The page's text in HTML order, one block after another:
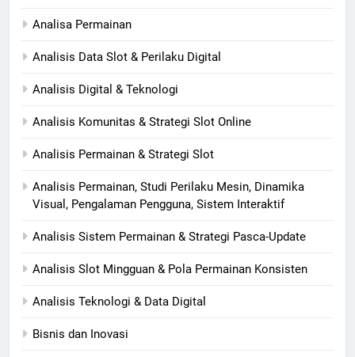
Analisa Permainan
Analisis Data Slot & Perilaku Digital
Analisis Digital & Teknologi
Analisis Komunitas & Strategi Slot Online
Analisis Permainan & Strategi Slot
Analisis Permainan, Studi Perilaku Mesin, Dinamika
Visual, Pengalaman Pengguna, Sistem Interaktif
Analisis Sistem Permainan & Strategi Pasca-Update
Analisis Slot Mingguan & Pola Permainan Konsisten
Analisis Teknologi & Data Digital
Bisnis dan Inovasi